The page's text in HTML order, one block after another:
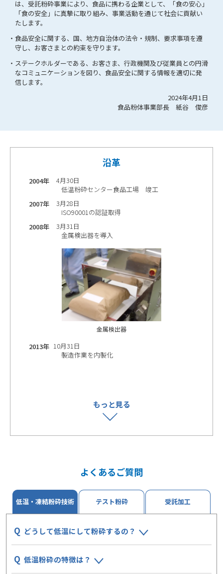
は、受託粉砕事業により、食品に携わる企業として、
「食の安心」
「食の安全」に真摯に取り組み、事業活動を通じて社会に貢献い
たします。
・食品安全に関する、国、地方自治体の法令・規制、要求事項を遵
守し、お客さまとの約束を守ります。
・ステークホルダーである、お客さま、行政機関及び従業員との円滑
なコミュニケーションを図り、食品安全に関する情報を適切に発
信します。
2024年4月1日
食品粉体事業部長 紙谷 俊彦
沿革
2004年
4月30日
低温粉砕センター食品工場 竣工
2007年
3月28日
ISO90001の認証取得
2008年
3月31日
金属検出器を導入
金属検出器
2013年 10月31日
製造作業を内製化
もっと見る
よくあるご質問
低温・凍結粉砕技術 テスト粉砕 受託加工
どうして低温にして粉砕するの？
低温粉砕の特徴は？